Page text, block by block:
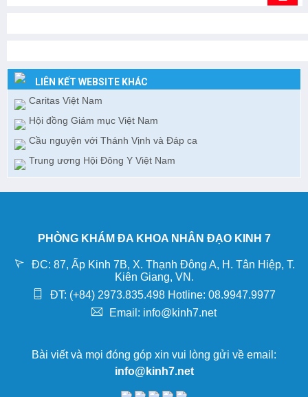
LIÊN KẾT WEBSITE KHÁC
Caritas Việt Nam
Hội đồng Giám mục Việt Nam
Cầu nguyện với Thánh Vịnh và Đáp ca
Trung ương Hội Đông Y Việt Nam
PHÒNG KHÁM ĐA KHOA NHÂN ĐẠO KINH 7
ĐC: 87, Ấp Kinh 7B, X. Thạnh Đông A, H. Tân Hiệp, T.
Kiên Giang, VN.
ĐT: (+84) 2973.835.498 Hotline: 08.9947.9977
Email: info@kinh7.net
Bài viết và mọi đóng góp xin vui lòng gửi về email:
info@kinh7.net